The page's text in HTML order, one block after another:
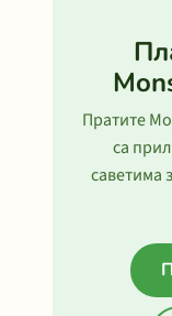
Пратите
са
саветима